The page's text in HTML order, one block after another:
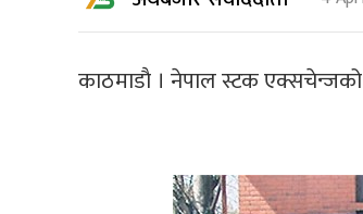
काठमाडाै । नेपाल स्टक